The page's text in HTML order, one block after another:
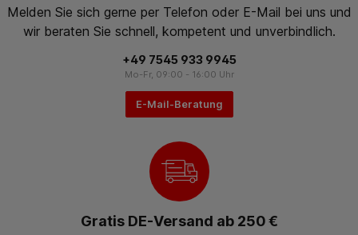
Melden Sie sich gerne per Telefon oder E-Mail bei uns und
wir beraten Sie schnell, kompetent und unverbindlich.
+49 7545 933 9945
Mo-Fr, 09:00 - 16:00 Uhr
E-Mail-Beratung
Gratis DE-Versand ab 250 €